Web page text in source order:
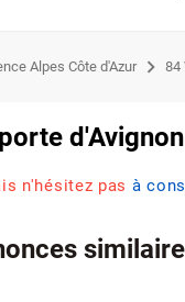
Alpes Côte d'Azur 84
d'Avignon
n'hésitez pas à